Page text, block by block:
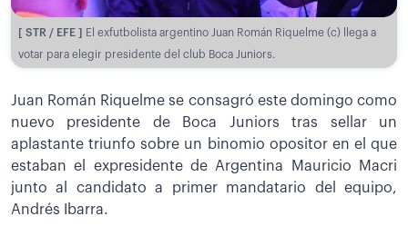
[ STR / EFE ]
El exfutbolista argentino Juan Román Riquelme (c) llega a
votar para elegir presidente del club Boca Juniors.
Juan Román Riquelme se consagró este domingo como
nuevo presidente de Boca Juniors tras sellar un
aplastante triunfo sobre un binomio opositor en el que
estaban el expresidente de Argentina Mauricio Macri
junto al candidato a primer mandatario del equipo,
Andrés Ibarra.